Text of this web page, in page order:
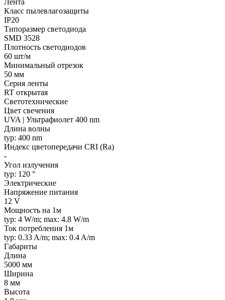
Лента
Класс пылевлагозащиты
IP20
Типоразмер светодиода
SMD 3528
Плотность светодиодов
60 шт/м
Минимальный отрезок
50 мм
Серия ленты
RT открытая
Светотехнические
Цвет свечения
UVA | Ультрафиолет 400 nm
Длина волны
typ: 400 nm
Индекс цветопередачи CRI (Ra)
-
Угол излучения
typ: 120 °
Электрические
Напряжение питания
12 V
Мощность на 1м
typ: 4 W/m; max: 4.8 W/m
Ток потребления 1м
typ: 0.33 A/m; max: 0.4 A/m
Габариты
Длина
5000 мм
Ширина
8 мм
Высота